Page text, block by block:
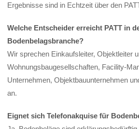
Ergebnisse sind in Echtzeit über den
Welche Entscheider erreicht PATT in
Bodenbelagsbranche?
Wir sprechen Einkaufsleiter, Objektleiter
Wohnungsbaugesellschaften, Facility-
Unternehmen, Objektbauunternehmen
an.
Eignet sich Telefonakquise für